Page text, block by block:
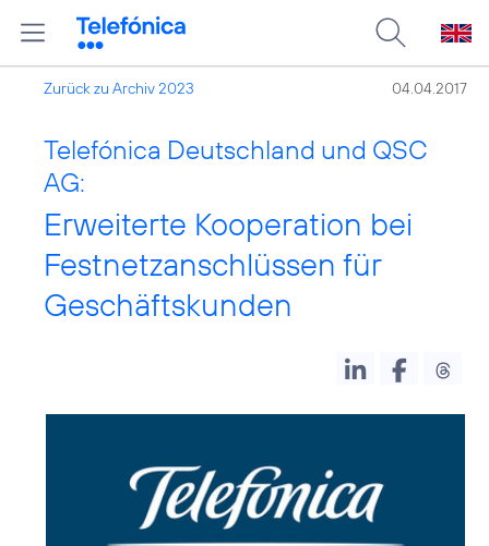
Zurück zu Archiv 2023 04.04.2017
Telefónica Deutschland und QSC
AG:
Erweiterte Kooperation bei
Festnetzanschlüssen für
Geschäftskunden